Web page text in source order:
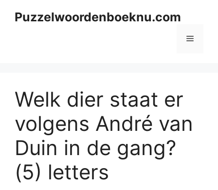
Puzzelwoordenboeknu.com
Menu
Welk dier staat er
volgens André van
Duin in de gang?
(5) letters